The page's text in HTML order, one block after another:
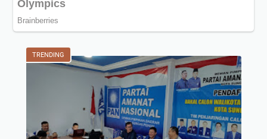
TRENDING